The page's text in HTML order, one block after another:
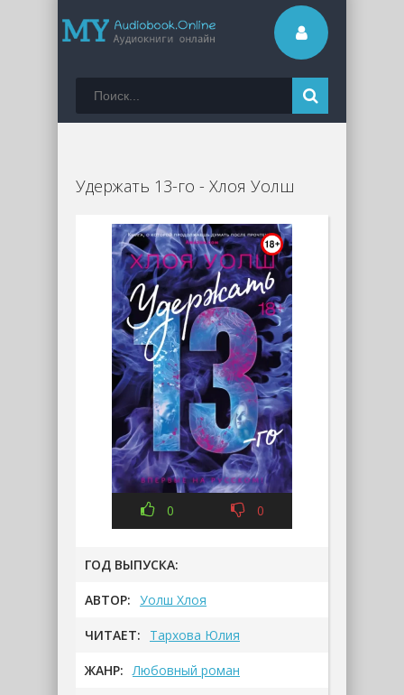
Удержать 13-го - Хлоя Уолш
0 0
ГОД ВЫПУСКА:
АВТОР: Уолш Хлоя
ЧИТАЕТ: Тархова Юлия
ЖАНР: Любовный роман